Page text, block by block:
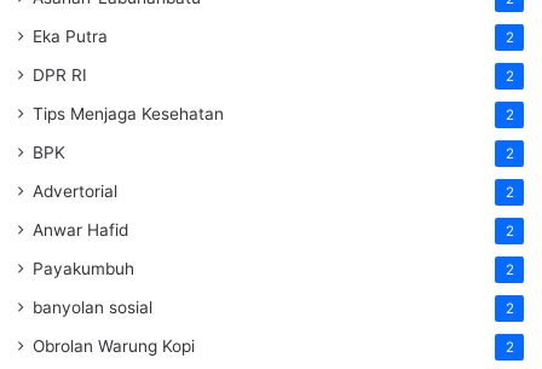
Eka Putra 2
DPR RI 2
Tips Menjaga Kesehatan 2
BPK 2
Advertorial 2
Anwar Hafid 2
Payakumbuh 2
banyolan sosial 2
Obrolan Warung Kopi 2